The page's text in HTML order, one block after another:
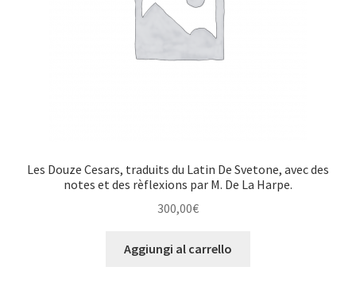
Les Douze Cesars, traduits du Latin De Svetone, avec des
notes et des rèflexions par M. De La Harpe.
300,00€
Aggiungi al carrello